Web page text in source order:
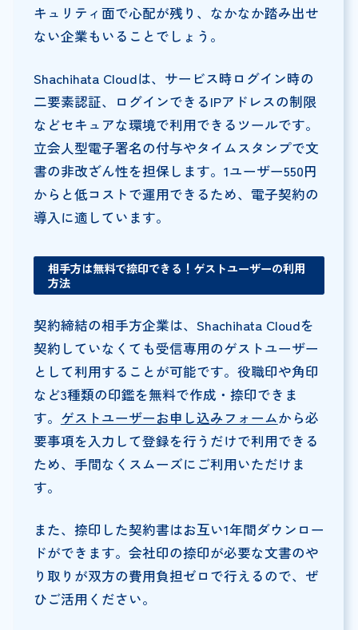
キュリティ面で心配が残り、なかなか踏み出せ
ない企業もいることでしょう。
Shachihata Cloudは、サービス時ログイン時の
二要素認証、ログインできるIPアドレスの制限
などセキュアな環境で利用できるツールです。
立会人型電子署名の付与やタイムスタンプで文
書の非改ざん性を担保します。1ユーザー550円
からと低コストで運用できるため、電子契約の
導入に適しています。
相手方は無料で捺印できる！ゲストユーザーの利用
方法
契約締結の相手方企業は、Shachihata Cloudを
契約していなくても受信専用のゲストユーザー
として利用することが可能です。役職印や角印
など3種類の印鑑を無料で作成・捺印できま
す。 ゲストユーザーお申し込みフォームから必
要事項を入力して登録を行うだけで利用できる
ため、手間なくスムーズにご利用いただけま
す。
また、捺印した契約書はお互い1年間ダウンロー
ドができます。会社印の捺印が必要な文書のや
り取りが双方の費用負担ゼロで行えるので、ぜ
ひご活用ください。